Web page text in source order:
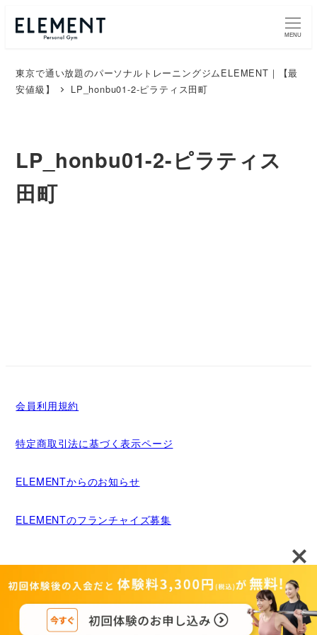
MENU
東京で通い放題のパーソナルトレーニングジムELEMENT｜【最
安値級】
LP_honbu01-2-ピラティス田町
LP_honbu01-2-ピラティス
田町
会員利用規約
特定商取引法に基づく表示ページ
ELEMENTからのお知らせ
ELEMENTのフランチャイズ募集
メディア掲載について 運営者情報
Copyright©MIGRIDS INC. ALL rights reserved.